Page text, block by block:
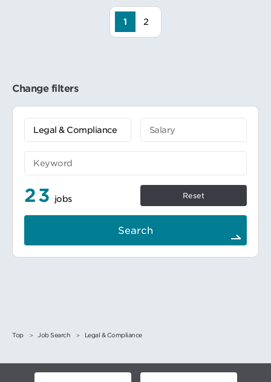
知を通じた全社的なコンプライアンスを強化
社内研修を実施し、法務に関する知識を広め
て社員の意識向上を図る
選択型福利厚生（カフェテリアプラン）
キャリア・ライフデザイン支援制度
退職金制度（確定給付・確定拠出・前払い選
択制）
年金・資産運用サポート
━━━━━━━━━━━━━━━#spotlightjob2
the chemical reactions created by
building trust across different divisions,
such as sales, manufacturing, and
特許戦略の立案、推進サポート
海外本社知財への業務内容報告
海外本社知財から依頼される業務対応（国際
社外弁理士との特許出願や他社特許対応の相
談
変更の範囲：会社の定める業務
1 2
Change filters
23 jobs
Search
Reset
Top Job Search Legal & Compliance